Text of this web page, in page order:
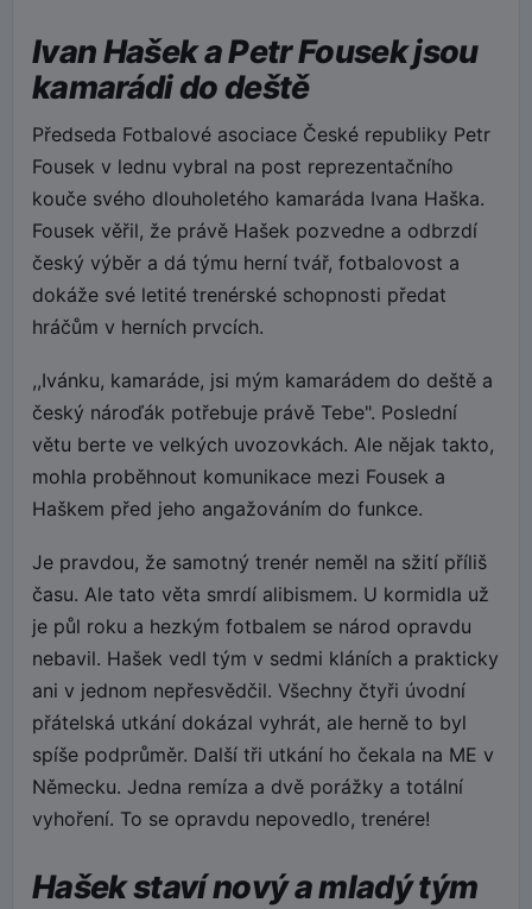
Ivan Hašek a Petr Fousek jsou
kamarádi do deště
Předseda Fotbalové asociace České republiky Petr
Fousek v lednu vybral na post reprezentačního
kouče svého dlouholetého kamaráda Ivana Haška.
Fousek věřil, že právě Hašek pozvedne a odbrzdí
český výběr a dá týmu herní tvář, fotbalovost a
dokáže své letité trenérské schopnosti předat
hráčům v herních prvcích.
,,Ivánku, kamaráde, jsi mým kamarádem do deště a
český nároďák potřebuje právě Tebe". Poslední
větu berte ve velkých uvozovkách. Ale nějak takto,
mohla proběhnout komunikace mezi Fousek a
Haškem před jeho angažováním do funkce.
Je pravdou, že samotný trenér neměl na sžití příliš
času. Ale tato věta smrdí alibismem. U kormidla už
je půl roku a hezkým fotbalem se národ opravdu
nebavil. Hašek vedl tým v sedmi kláních a prakticky
ani v jednom nepřesvědčil. Všechny čtyři úvodní
přátelská utkání dokázal vyhrát, ale herně to byl
spíše podprůměr. Další tři utkání ho čekala na ME v
Německu. Jedna remíza a dvě porážky a totální
vyhoření. To se opravdu nepovedlo, trenére!
Hašek staví nový a mladý tým